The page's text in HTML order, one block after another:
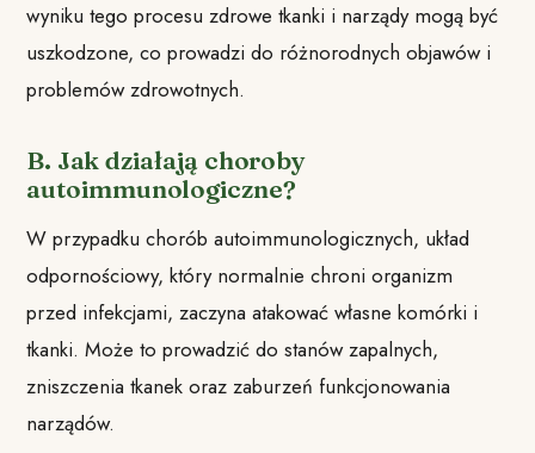
wyniku tego procesu zdrowe tkanki i narządy mogą być
uszkodzone, co prowadzi do różnorodnych objawów i
problemów zdrowotnych.
B. Jak działają choroby
autoimmunologiczne?
W przypadku chorób autoimmunologicznych, układ
odpornościowy, który normalnie chroni organizm
przed infekcjami, zaczyna atakować własne komórki i
tkanki. Może to prowadzić do stanów zapalnych,
zniszczenia tkanek oraz zaburzeń funkcjonowania
narządów.